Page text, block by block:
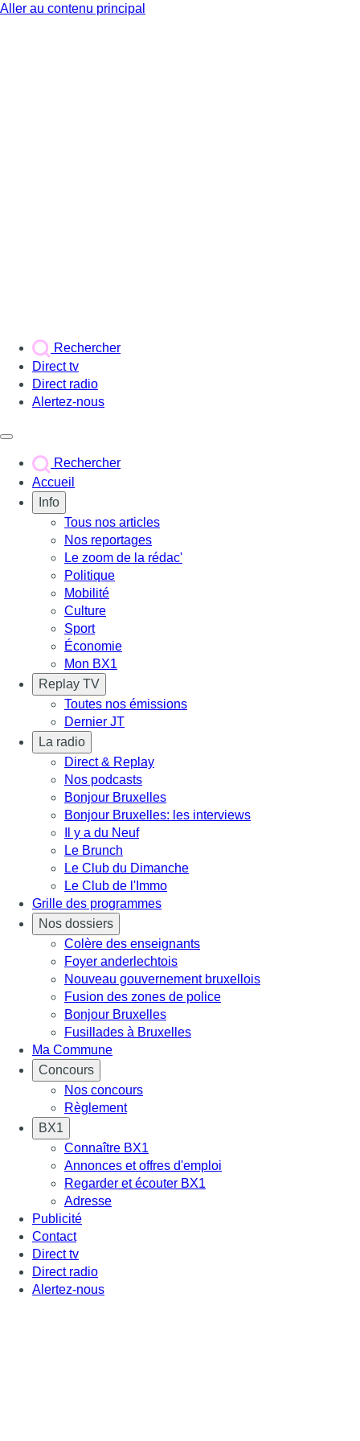
Aller au contenu principal
Rechercher
Direct tv
Direct radio
Alertez-nous
Rechercher
Accueil
Info
Tous nos articles
Nos reportages
Le zoom de la rédac'
Politique
Mobilité
Culture
Sport
Économie
Mon BX1
Replay TV
Toutes nos émissions
Dernier JT
La radio
Direct & Replay
Nos podcasts
Bonjour Bruxelles
Bonjour Bruxelles: les interviews
Il y a du Neuf
Le Brunch
Le Club du Dimanche
Le Club de l'Immo
Grille des programmes
Nos dossiers
Colère des enseignants
Foyer anderlechtois
Nouveau gouvernement bruxellois
Fusion des zones de police
Bonjour Bruxelles
Fusillades à Bruxelles
Ma Commune
Concours
Nos concours
Règlement
BX1
Connaître BX1
Annonces et offres d'emploi
Regarder et écouter BX1
Adresse
Publicité
Contact
Direct tv
Direct radio
Alertez-nous